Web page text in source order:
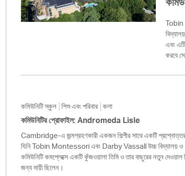
Pay Bills Online
Property Database
Tobin
এবং
করবে
কমিউনিটি স্কুল শিশু এবং পরিবার কলা
কমিউনিটির প্রোফাইল: Andromeda Lisle
Cambridge-এ জন্মগ্রহণকারী একজন শিল্পীর সাথে একটি
যিনি Tobin Montessori এবং Darby Vassall উচ্চ বিদ্যালয় ও
কমিউনিটি কমপ্লেক্সে একটি কুঁজওয়ালা তিমি ও তার বাছুরের নতুন দেওয়াল
জন্য দায়ী ছিলেন।